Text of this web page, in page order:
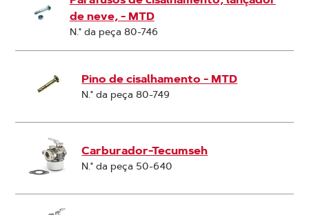
de neve, - MTD
N.° da peça 80-746
Pino de cisalhamento - MTD
N.° da peça 80-749
Carburador-Tecumseh
N.° da peça 50-640